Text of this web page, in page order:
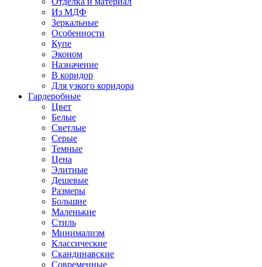
Из МДФ
Зеркальные
Особенности
Купе
Эконом
Назначение
В коридор
Для узкого коридора
Гардеробные
Цвет
Белые
Светлые
Серые
Темные
Цена
Элитные
Дешевые
Размеры
Большие
Маленькие
Стиль
Минимализм
Классические
Скандинавские
Современные